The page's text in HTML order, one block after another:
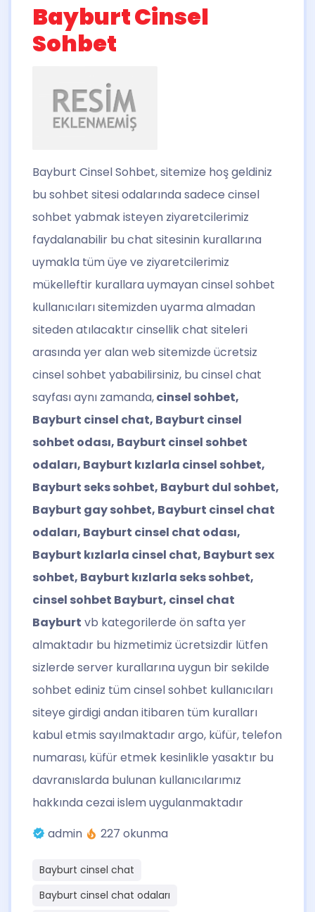
Bayburt Cinsel
Sohbet
Bayburt Cinsel Sohbet, sitemize hoş geldiniz
bu sohbet sitesi odalarında sadece cinsel
sohbet yabmak isteyen ziyaretcilerimiz
faydalanabilir bu chat sitesinin kurallarına
uymakla tüm üye ve ziyaretcilerimiz
mükelleftir kurallara uymayan cinsel sohbet
kullanıcıları sitemizden uyarma almadan
siteden atılacaktır cinsellik chat siteleri
arasında yer alan web sitemizde ücretsiz
cinsel sohbet yababilirsiniz, bu cinsel chat
sayfası aynı zamanda,cinsel sohbet,
Bayburt cinsel chat, Bayburt cinsel
sohbet odası, Bayburt cinsel sohbet
odaları, Bayburt kızlarla cinsel sohbet,
Bayburt seks sohbet, Bayburt dul sohbet,
Bayburt gay sohbet, Bayburt cinsel chat
odaları, Bayburt cinsel chat odası,
Bayburt kızlarla cinsel chat, Bayburt sex
sohbet, Bayburt kızlarla seks sohbet,
cinsel sohbet Bayburt, cinsel chat
Bayburt vb kategorilerde ön safta yer
almaktadır bu hizmetimiz ücretsizdir lütfen
sizlerde server kurallarına uygun bir sekilde
sohbet ediniz tüm cinsel sohbet kullanıcıları
siteye girdigi andan itibaren tüm kuralları
kabul etmis sayılmaktadır argo, küfür, telefon
numarası, küfür etmek kesinlikle yasaktır bu
davranıslarda bulunan kullanıcılarımız
hakkında cezai islem uygulanmaktadır
admin
227 okunma
Bayburt cinsel chat
Bayburt cinsel chat odaları